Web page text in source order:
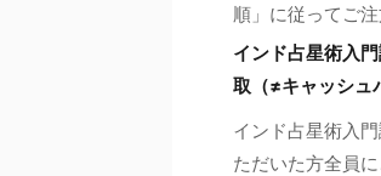
順」に従ってご
インド占星術入
取（≠キャッシュ
インド占星術入
ただいた方全員